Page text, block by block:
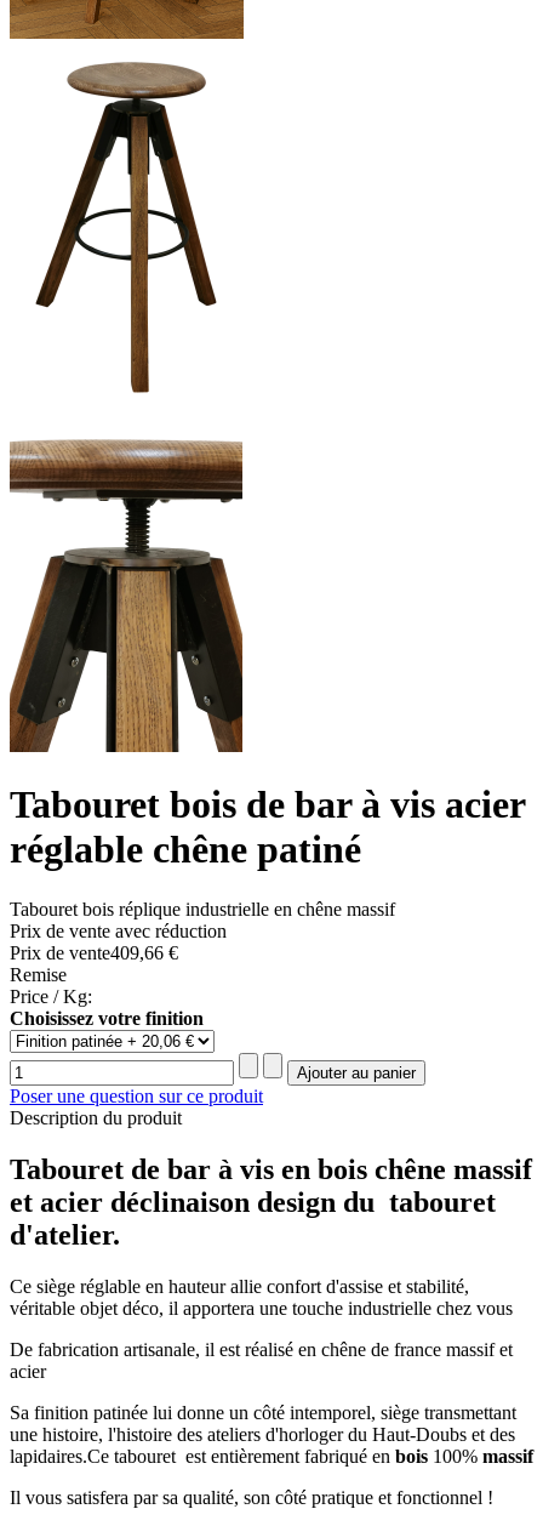
Tabouret bois de bar à vis acier
réglable chêne patiné
Tabouret bois réplique industrielle en chêne massif
Prix de vente avec réduction
Prix ​​de vente409,66 €
Remise
Price / Kg:
Choisissez votre finition
Poser une question sur ce produit
Description du produit
Tabouret de bar à vis en bois chêne massif
et acier déclinaison design du tabouret
d'atelier.
Ce siège réglable en hauteur allie confort d'assise et stabilité,
véritable objet déco, il apportera une touche industrielle chez vous
De fabrication artisanale, il est réalisé en chêne de france massif et
acier
Sa finition patinée lui donne un côté intemporel, siège transmettant
une histoire, l'histoire des ateliers d'horloger du Haut-Doubs et des
lapidaires.Ce tabouret est entièrement fabriqué en bois 100% massif
Il vous satisfera par sa qualité, son côté pratique et fonctionnel !